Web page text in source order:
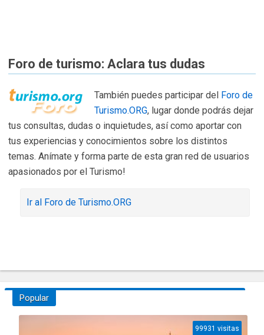
Foro de turismo: Aclara tus dudas
También puedes participar del Foro de
Turismo.ORG, lugar donde podrás dejar
tus consultas, dudas o inquietudes, así como aportar con
tus experiencias y conocimientos sobre los distintos
temas. Anímate y forma parte de esta gran red de usuarios
apasionados por el Turismo!
Ir al Foro de Turismo.ORG
Popular
99931 visitas